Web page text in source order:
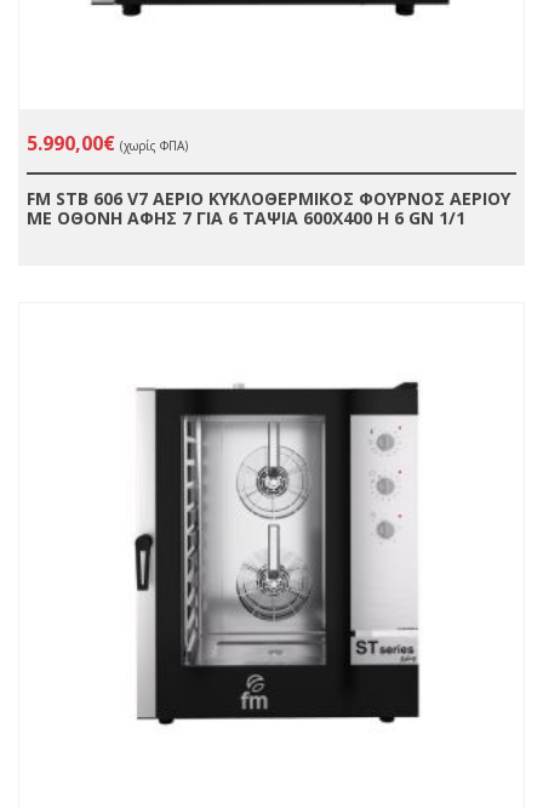
5.990,00€ (χωρίς ΦΠΑ)
FM STB 606 V7 ΑΕΡΙΟ ΚΥΚΛΟΘΕΡΜΙΚΟΣ ΦΟΥΡΝΟΣ ΑΕΡΙΟΥ
ΜΕ ΟΘΟΝΗ ΑΦΗΣ 7 ΓΙΑ 6 ΤΑΨΙΑ 600X400 Η 6 GN 1/1